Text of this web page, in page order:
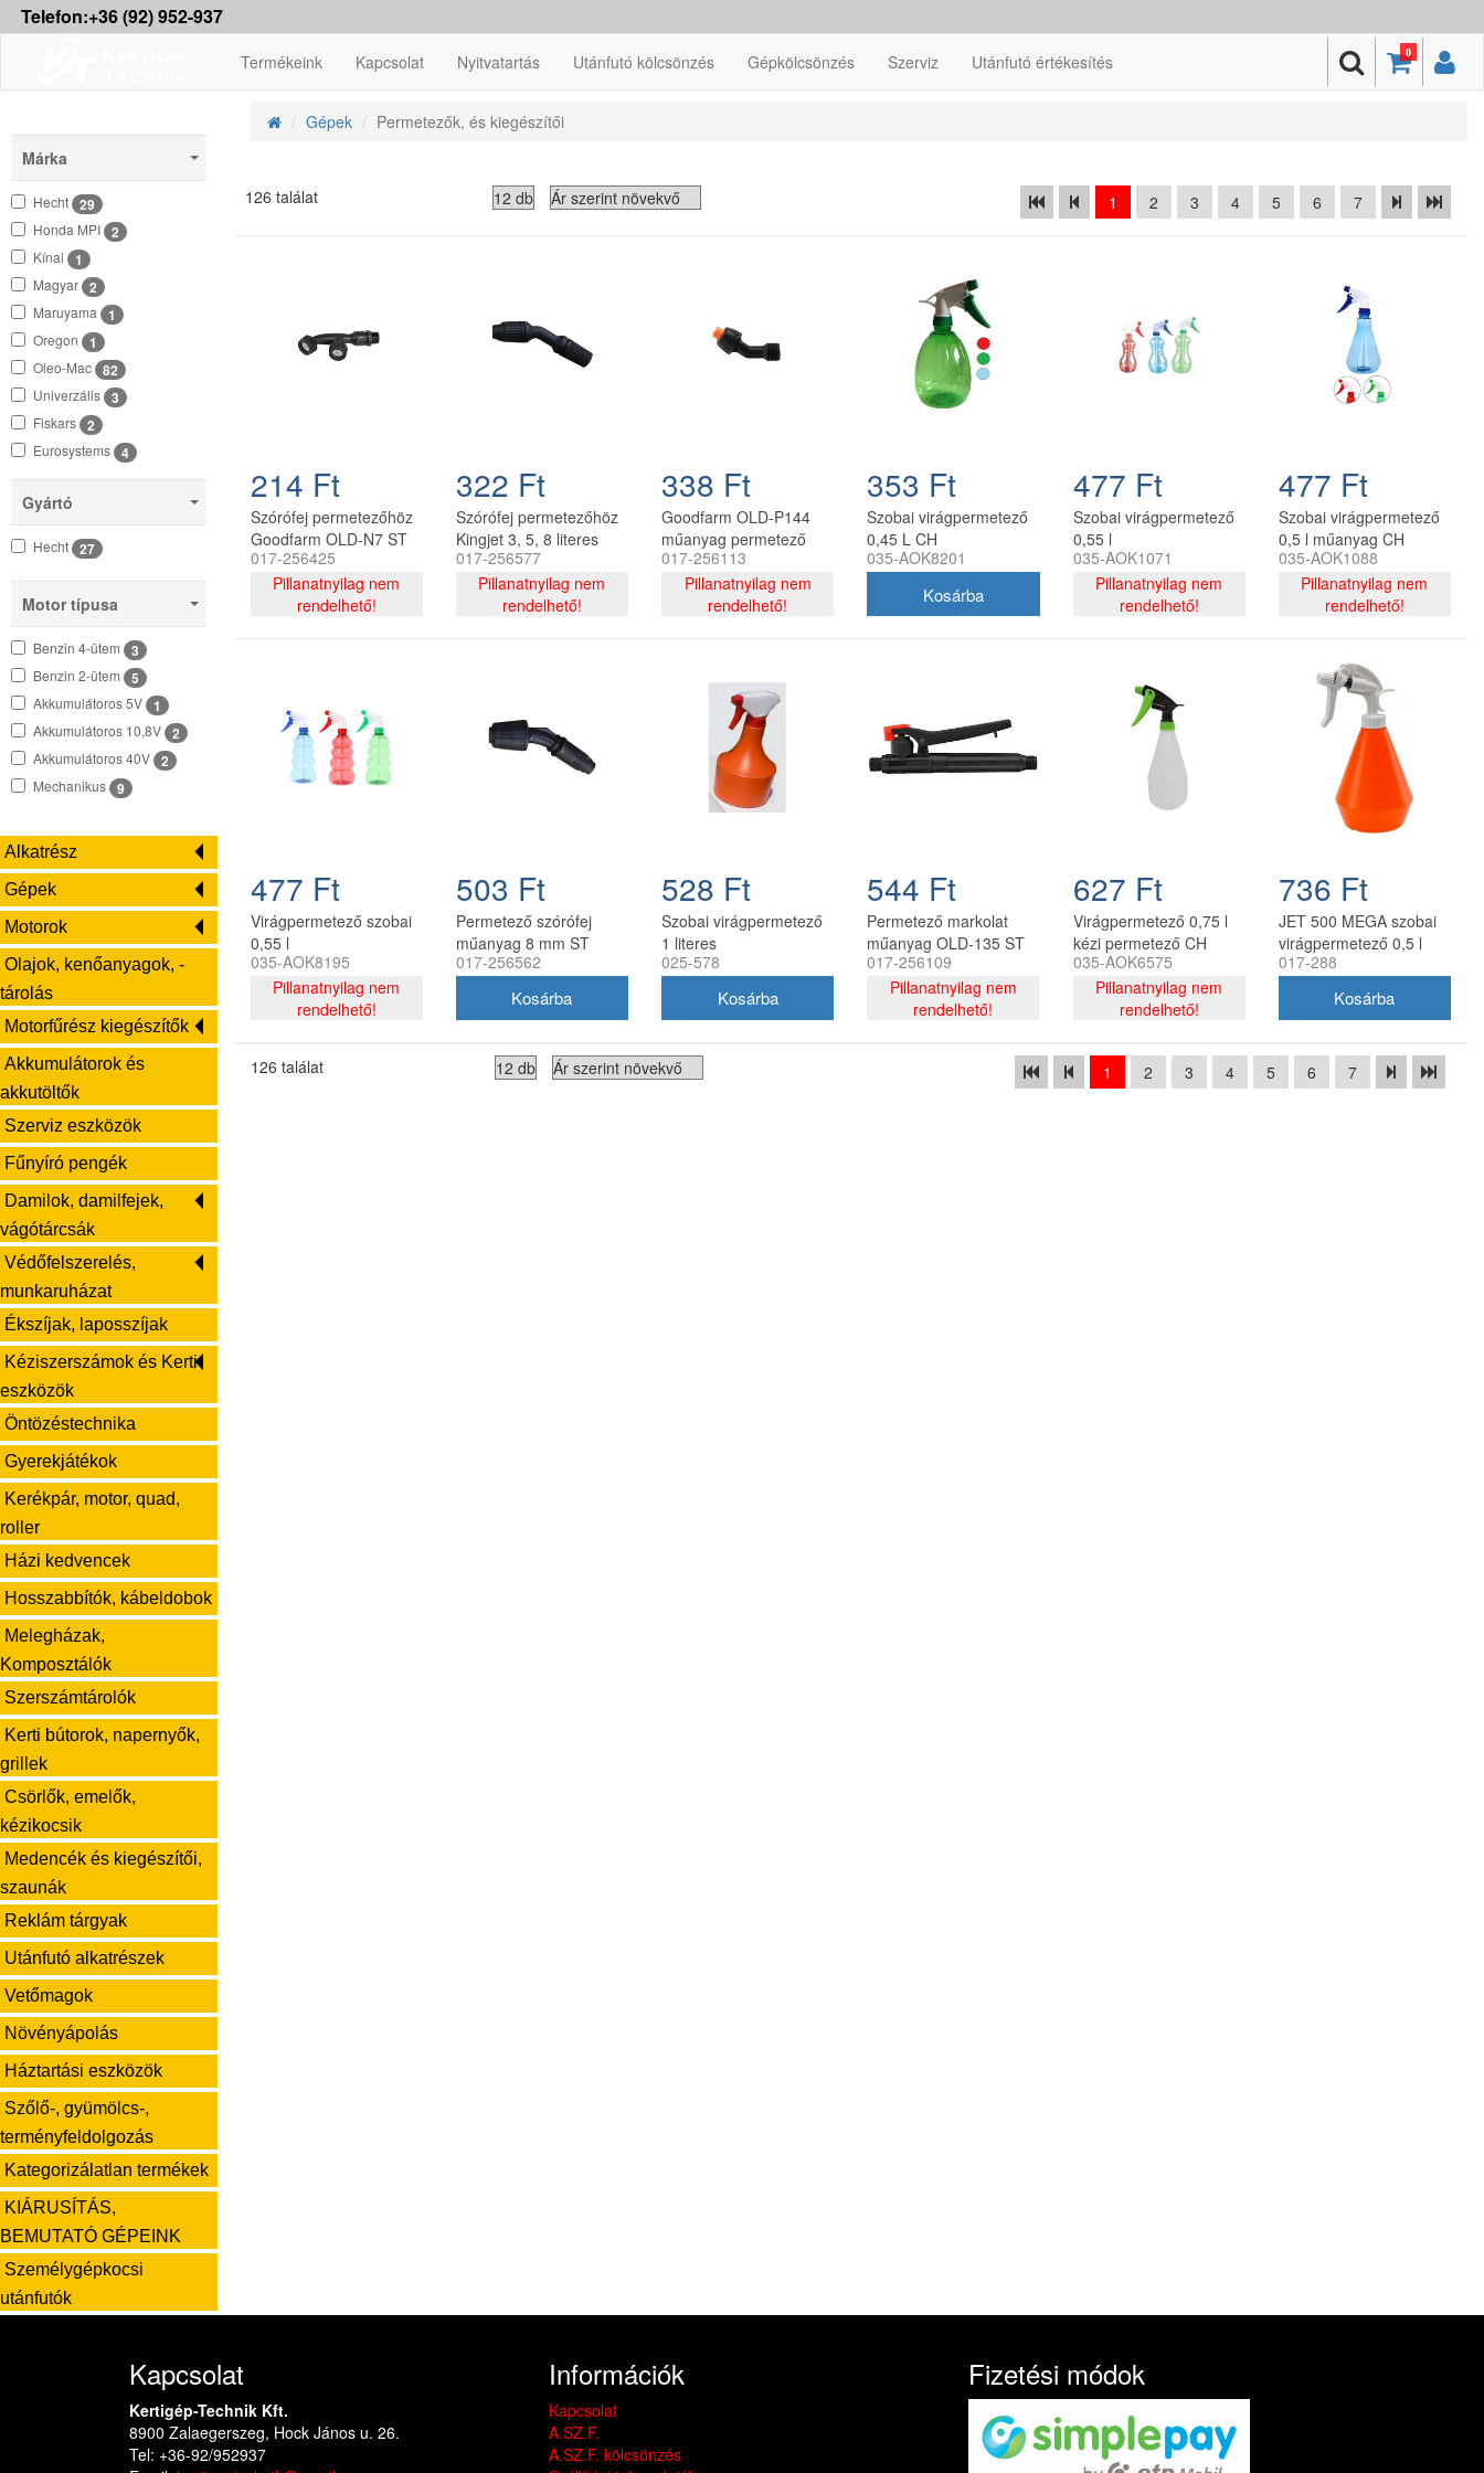
Telefon:+36 (92) 952-937
0
Termékeink Kapcsolat Nyitvatartás Utánfutó kölcsönzés Gépkölcsönzés Szerviz Utánfutó értékesítés
Márka
Hecht 29
Honda MPI 2
Kínai 1
Magyar 2
Maruyama 1
Oregon 1
Oleo-Mac 82
Univerzális 3
Fiskars 2
Eurosystems 4
Gyártó
Hecht 27
Motor típusa
Benzin 4-ütem 3
Benzin 2-ütem 5
Akkumulátoros 5V 1
Akkumulátoros 10,8V 2
Akkumulátoros 40V 2
Mechanikus 9
Alkatrész
Gépek
Motorok
Olajok, kenőanyagok, -
tárolás
Motorfűrész kiegészítők
Akkumulátorok és
akkutöltők
Szerviz eszközök
Fűnyíró pengék
Damilok, damilfejek,
vágótárcsák
Védőfelszerelés,
munkaruházat
Ékszíjak, laposszíjak
Kéziszerszámok és Kerti
eszközök
Öntözéstechnika
Gyerekjátékok
Kerékpár, motor, quad,
roller
Házi kedvencek
Hosszabbítók, kábeldobok
Melegházak,
Komposztálók
Szerszámtárolók
Kerti bútorok, napernyők,
grillek
Csörlők, emelők,
kézikocsik
Medencék és kiegészítői,
szaunák
Reklám tárgyak
Utánfutó alkatrészek
Vetőmagok
Növényápolás
Háztartási eszközök
Szőlő-, gyümölcs-,
terményfeldolgozás
Kategorizálatlan termékek
KIÁRUSÍTÁS,
BEMUTATÓ GÉPEINK
Személygépkocsi
utánfutók
Gépek Permetezők, és kiegészítői
126 találat 1 2 3 4 5 6 7
214 Ft
Szórófej permetezőhöz
Goodfarm OLD-N7 ST
017-256425
Pillanatnyilag nem
rendelhető!
322 Ft
Szórófej permetezőhöz
Kingjet 3, 5, 8 literes
permetezőkhez ST
017-256577
Pillanatnyilag nem
rendelhető!
338 Ft
Goodfarm OLD-P144
műanyag permetező
fúvóka
017-256113
Pillanatnyilag nem
rendelhető!
353 Ft
Szobai virágpermetező
0,45 L CH
035-AOK8201
477 Ft
Szobai virágpermetező
0,55 l
035-AOK1071
Pillanatnyilag nem
rendelhető!
477 Ft
Szobai virágpermetező
0,5 l műanyag CH
035-AOK1088
Pillanatnyilag nem
rendelhető!
477 Ft
Virágpermetező szobai
0,55 l
035-AOK8195
Pillanatnyilag nem
rendelhető!
503 Ft
Permetező szórófej
műanyag 8 mm ST
017-256562
528 Ft
Szobai virágpermetező
1 literes
025-578
544 Ft
Permetező markolat
műanyag OLD-135 ST
017-256109
017-256109
Pillanatnyilag nem
rendelhető!
627 Ft
Virágpermetező 0,75 l
kézi permetező CH
035-AOK6575
Pillanatnyilag nem
rendelhető!
736 Ft
JET 500 MEGA szobai
virágpermetező 0,5 l
017-288
126 találat 1 2 3 4 5 6 7
Kapcsolat
Kertigép-Technik Kft.
8900 Zalaegerszeg, Hock János u. 26.
Tel: +36-92/952937
Információk
Kapcsolat
A.SZ.F.
A.SZ.F. kölcsönzés
Fizetési módok